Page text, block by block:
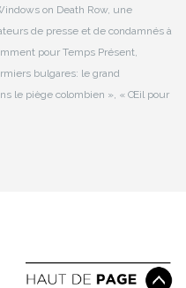
on Death Row, une
de presse et de condamnés à
pour Temps Présent,
bulgares: le grand
le piège colombien », « Œil pour